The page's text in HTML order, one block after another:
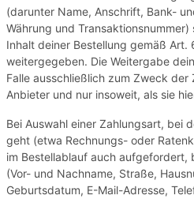
(darunter Name, Anschrift, Bank-
Währung und
Inhalt deiner Bestellung gemäß Art.
weitergegeben. Die Weitergabe
Falle ausschließlich zum Zweck
Anbieter und nur insoweit, als sie
Bei Auswahl einer Zahlungsart, bei
geht (etwa Rechnungs- oder
im Bestellablauf auch aufgefordert,
(Vor- und Nachname, Straße,
Geburtsdatum, E-Mail-Adresse,